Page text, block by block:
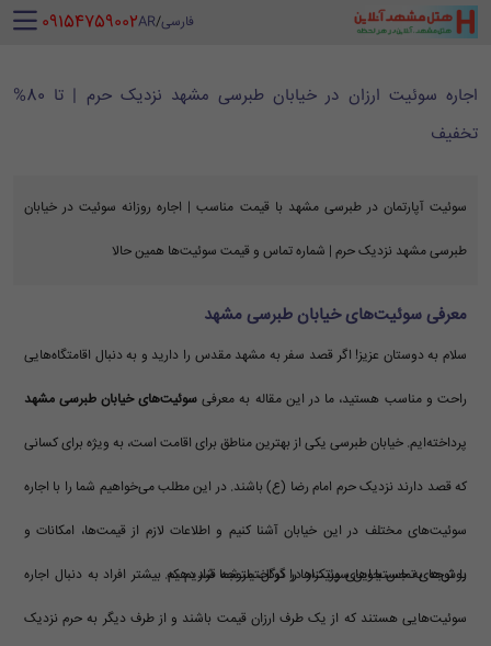
فارسی/
AR
‪ 09154759002
اجاره سوئیت ارزان در خیابان طبرسی مشهد نزدیک حرم | تا 80%
تخفیف
سوئیت آپارتمان در طبرسی مشهد با قیمت مناسب | اجاره روزانه سوئیت در خیابان
طبرسی مشهد نزدیک حرم | شماره تماس و قیمت سوئیت‌ها همین حالا
معرفی سوئیت‌های خیابان طبرسی مشهد
سلام به دوستان عزیز! اگر قصد سفر به مشهد مقدس را دارید و به دنبال اقامتگاه‌هایی
راحت و مناسب هستید، ما در این مقاله به معرفی سوئیت‌های خیابان طبرسی مشهد
پرداخته‌ایم. خیابان طبرسی یکی از بهترین مناطق برای اقامت است، به ویژه برای کسانی
که قصد دارند نزدیک حرم امام رضا (ع) باشند. در این مطلب می‌خواهیم شما را با اجاره
سوئیت‌های مختلف در این خیابان آشنا کنیم و اطلاعات لازم از قیمت‌ها، امکانات و
روش‌های تماس با این سوئیت‌ها را در اختیار شما قرار دهیم.
با توجه به جستجوهای پرتکرار در گوگل، متوجه شدیم که بیشتر افراد به دنبال اجاره
سوئیت‌هایی هستند که از یک طرف ارزان قیمت باشند و از طرف دیگر به حرم نزدیک